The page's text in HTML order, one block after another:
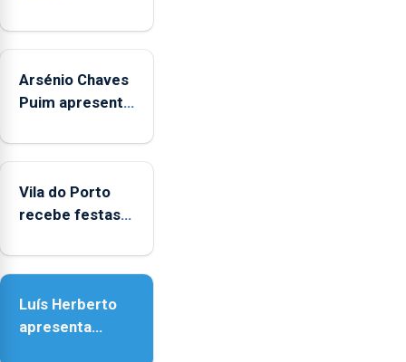
Arsénio Chaves
Puim apresenta
Biblioteca de
Vila do Porto
recebe festas
Nossa Senhora
Luís Herberto
apresenta